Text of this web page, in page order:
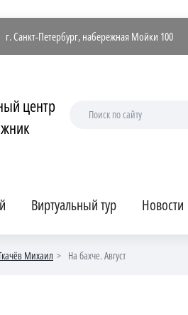
г. Санкт-Петербург, набережная Мойки 100
центр
Виртуальный тур Новости
Михаил На бахче. Август